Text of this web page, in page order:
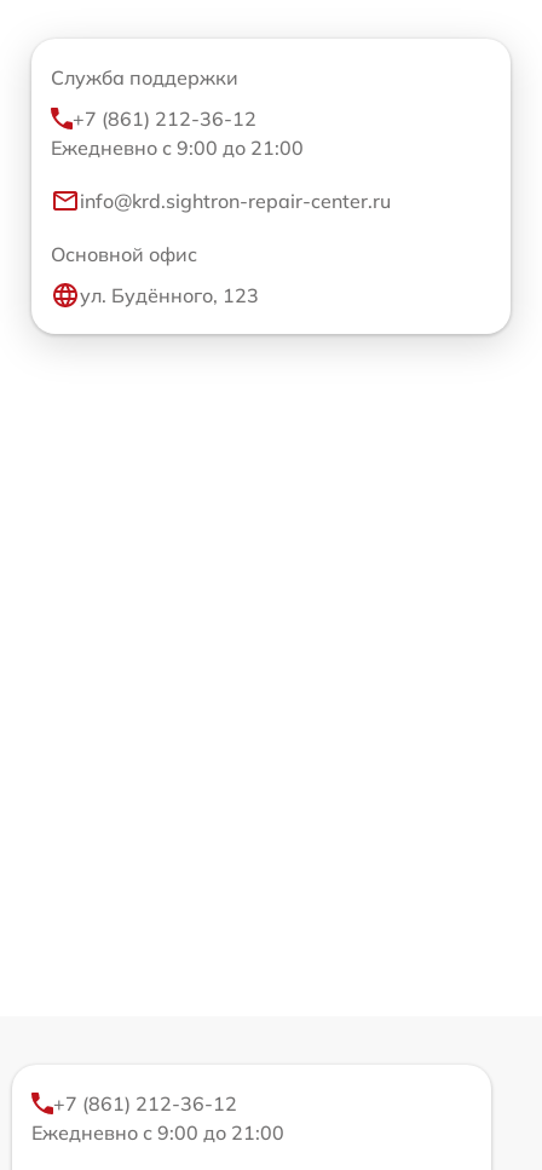
Служба поддержки
+7 (861) 212-36-12
Ежедневно с 9:00 до 21:00
info@krd.sightron-repair-center.ru
Основной офис
ул. Будённого, 123
+7 (861) 212-36-12
Ежедневно с 9:00 до 21:00